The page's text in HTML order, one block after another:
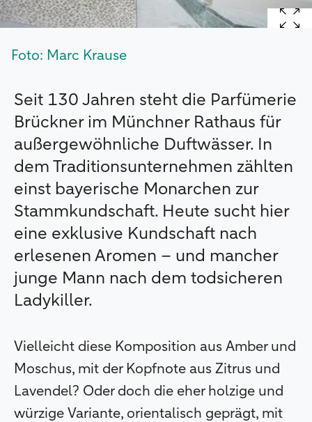
Foto: Marc Krause
Seit 130 Jahren steht die Parfümerie
Brückner im Münchner Rathaus für
außergewöhnliche Duftwässer. In
dem Traditionsunternehmen zählten
einst bayerische Monarchen zur
Stammkundschaft. Heute sucht hier
eine exklusive Kundschaft nach
erlesenen Aromen – und mancher
junge Mann nach dem todsicheren
Ladykiller.
Vielleicht diese Komposition aus Amber und
Moschus, mit der Kopfnote aus Zitrus und
Lavendel? Oder doch die eher holzige und
würzige Variante, orientalisch geprägt, mit